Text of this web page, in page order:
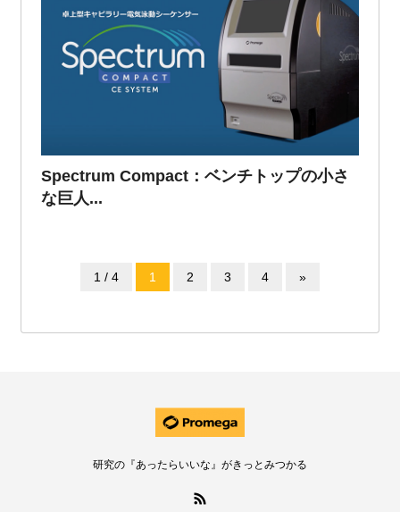
Spectrum Compact：ベンチトップの小さ
な巨人...
1 / 4 1 2 3 4 »
研究の『あったらいいな』がきっとみつかる